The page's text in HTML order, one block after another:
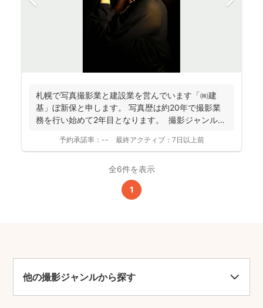
札幌で写真撮影業と建設業を営んでいます「㈱建
基」ぼ新保と申します。 写真歴は約20年で撮影業
務を行い始めて2年目となります。 撮影ジャンルは
予約承諾率： -- 最終アクティブ： 7日以上前
全6件を表示
1
他の撮影ジャンルから探す